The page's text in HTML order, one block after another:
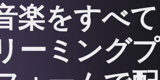
楽をすべて
ーミングプ